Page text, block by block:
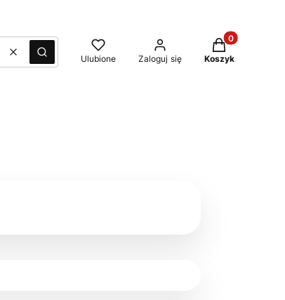
WyczyśćSzukaj Ulubione Zaloguj się
Produkty w
Koszyk